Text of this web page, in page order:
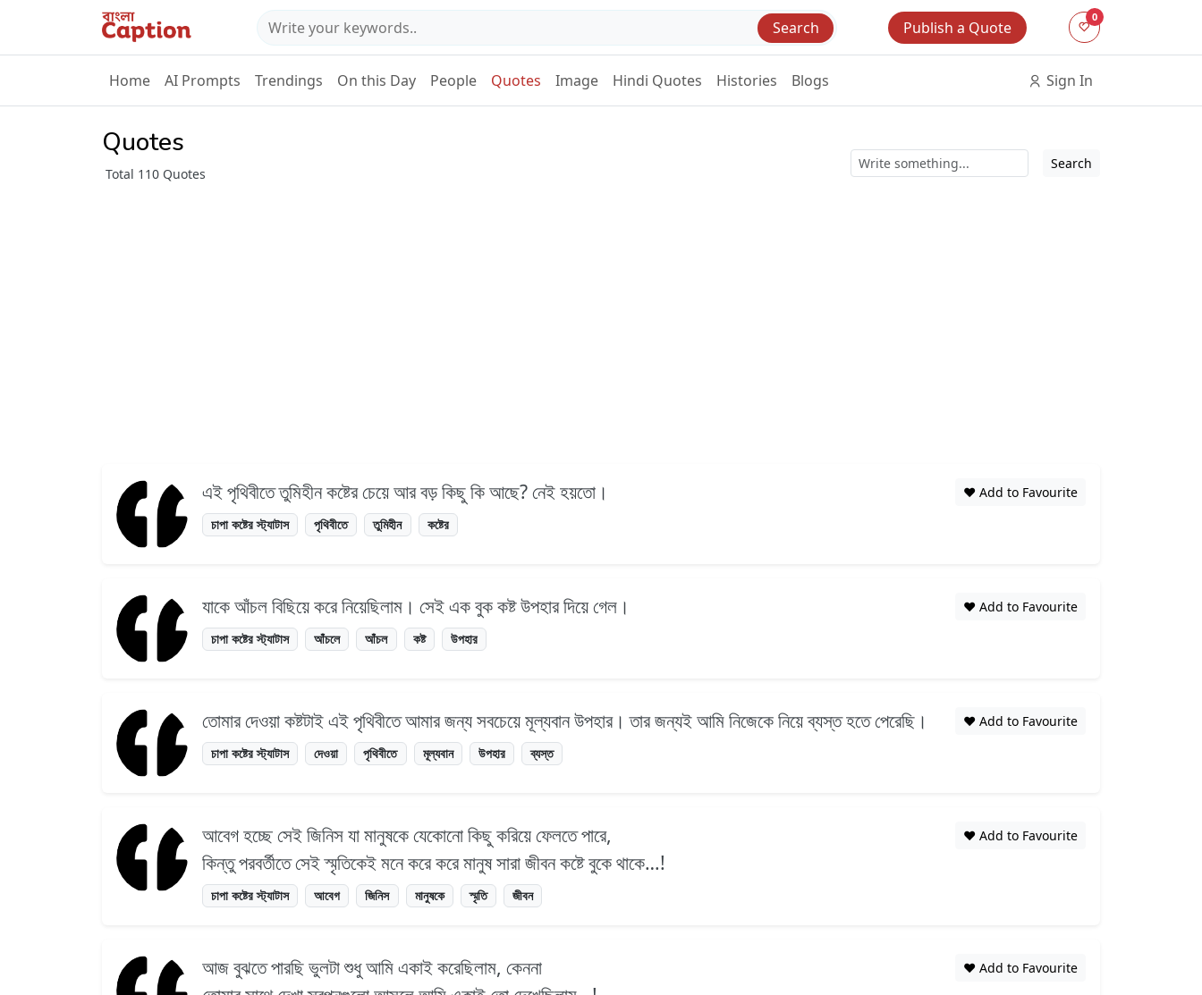
Search Publish a Quote
0
Home AI Prompts Trendings On this Day People Quotes Image Hindi Quotes Histories Blogs Sign In
Quotes
Total 110 Quotes
Search
এই পৃথিবীতে তুমিহীন কষ্টের চেয়ে আর বড় কিছু কি আছে? নেই হয়তো।
চাপা কষ্টের স্ট্যাটাস পৃথিবীতে তুমিহীন কষ্টের
❤️ Add to Favourite
যাকে আঁচল বিছিয়ে করে নিয়েছিলাম। সেই এক বুক কষ্ট উপহার দিয়ে গেল।
চাপা কষ্টের স্ট্যাটাস আঁচলে আঁচল কষ্ট উপহার
❤️ Add to Favourite
তোমার দেওয়া কষ্টটাই এই পৃথিবীতে আমার জন্য সবচেয়ে মূল্যবান উপহার। তার জন্যই আমি নিজেকে নিয়ে ব্যস্ত হতে পেরেছি।
চাপা কষ্টের স্ট্যাটাস দেওয়া পৃথিবীতে মূল্যবান উপহার ব্যস্ত
❤️ Add to Favourite
আবেগ হচ্ছে সেই জিনিস যা মানুষকে যেকোনো কিছু করিয়ে ফেলতে পারে,
কিন্তু পরবর্তীতে সেই স্মৃতিকেই মনে করে করে মানুষ সারা জীবন কষ্টে বুকে থাকে…!
চাপা কষ্টের স্ট্যাটাস আবেগ জিনিস মানুষকে স্মৃতি জীবন
❤️ Add to Favourite
আজ বুঝতে পারছি ভুলটা শুধু আমি একাই করেছিলাম, কেননা
❤️ Add to Favourite